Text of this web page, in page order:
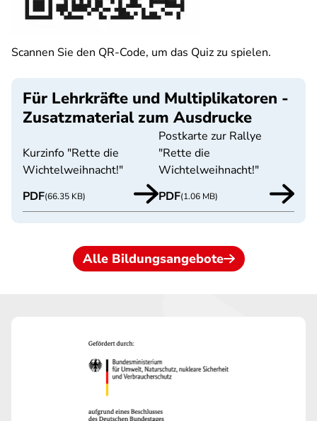
Scannen Sie den QR-Code, um das Quiz zu spielen.
Für Lehrkräfte und Multiplikatoren -
Zusatzmaterial zum Ausdrucke
Kurzinfo "Rette die
Wichtelweihnacht!"
PDF(66.35 KB)
Postkarte zur Rallye
"Rette die
Wichtelweihnacht!"
PDF(1.06 MB)
Alle Bildungsangebote